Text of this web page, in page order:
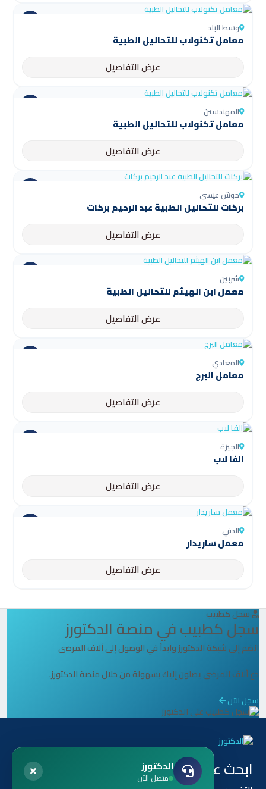
وسط البلد
معامل تكنولاب للتحاليل الطبية
عرض التفاصيل
المهندسين
معامل تكنولاب للتحاليل الطبية
عرض التفاصيل
حوش عيسى
بركات للتحاليل الطبية عبد الرحيم بركات
عرض التفاصيل
شربين
عرض التفاصيل
المعادي
معامل البرج
عرض التفاصيل
الجيزة
الفا لاب
عرض التفاصيل
الدقي
معمل ساريدار
عرض التفاصيل
سجل كطبيب
سجل كطبيب في منصة الدكتورز
انضم إلى شبكة الدكتورز وابدأ في الوصول إلى آلاف المرضى
دع آلاف المرضى يصلون إليك بسهولة من خلال منصة الدكتورز.
سجل الآن
ابحث عن طريق هل أنت طبيب ؟ الدكتورز
متصل الآن